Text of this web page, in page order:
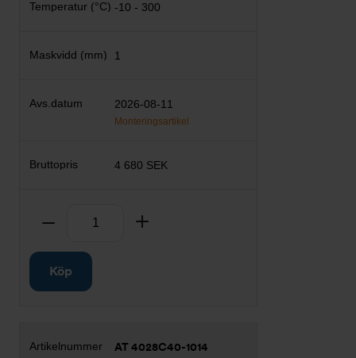
-10 - 300
1
2026-08-11
Monteringsartikel
4 680 SEK
Ta bort
Köp
AT 4028C40-1014